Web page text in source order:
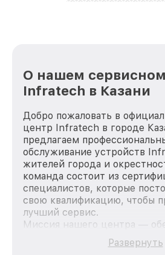
О нашем
Infratech в Казани
Добро пожаловать в
центр Infratech в городе
предлагаем
обслуживание устройств
жителей города и
команда состоит из
специалистов, которые
свою квалификацию, чтобы
лучший сервис.
Миссия нашего центра —
качественный и доступный
каждого пользователя
Развернуть